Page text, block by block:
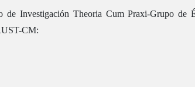
de Investigación Theoria Cum Praxi-Grupo
CM: